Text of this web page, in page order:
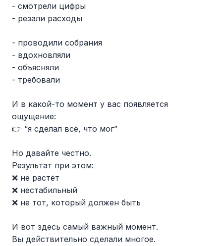
- смотрели цифры
- резали расходы
- проводили собрания
- вдохновляли
- объясняли
- требовали
И в какой-то момент у вас появляется
ощущение:
👉 “я сделал всё, что мог”
Но давайте честно.
Результат при этом:
❌ не растёт
❌ нестабильный
❌ не тот, который должен быть
И вот здесь самый важный момент.
Вы действительно сделали многое.